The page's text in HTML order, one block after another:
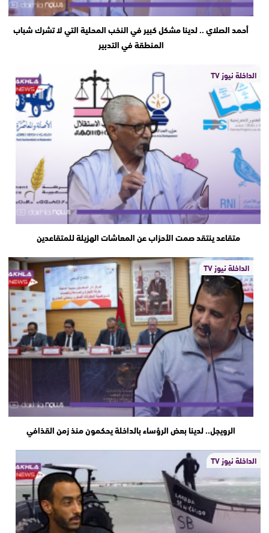
أحمد الصلاي .. لدينا مشكل كبير في النخب المحلية التي لا تشرك شباب
المنطقة في التدبير
الداخلة نيوز TV
متقاعد ينتقد صمت الأحزاب عن المعاشات الهزيلة للمتقاعدين
الداخلة نيوز TV
الرويجل.. لدينا بعض الرؤساء بالداخلة يحكمون منذ زمن القذافي
الداخلة نيوز TV